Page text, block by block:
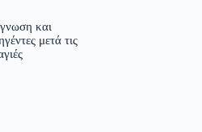
και
μετά τις